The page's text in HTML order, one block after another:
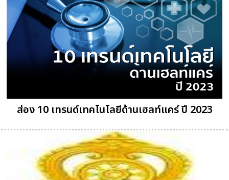
ส่อง 10 เทรนด์เทคโนโลยีด้านเฮลท์แคร์ ปี 2023